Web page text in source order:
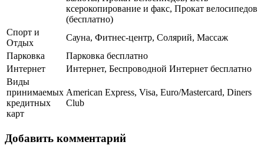
ксерокопирование и факс, Прокат велосипедов
(бесплатно)
Спорт и
Отдых
Сауна, Фитнес-центр, Солярий, Массаж
Парковка
Парковка бесплатно
Интернет
Интернет, Беспроводной Интернет бесплатно
Виды
принимаемых
кредитных
карт
American Express, Visa, Euro/Mastercard, Diners
Club
Добавить комментарий